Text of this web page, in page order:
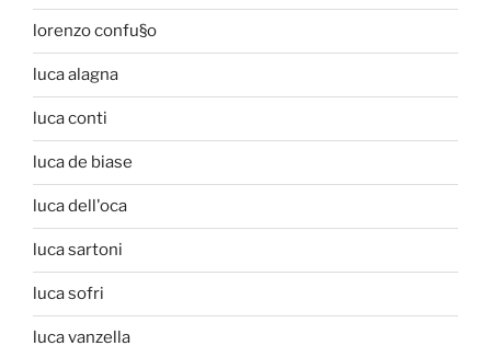
lorenzo confu§o
luca alagna
luca conti
luca de biase
luca dell'oca
luca sartoni
luca sofri
luca vanzella